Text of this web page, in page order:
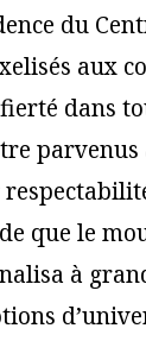
du
aux
dans
que le
à